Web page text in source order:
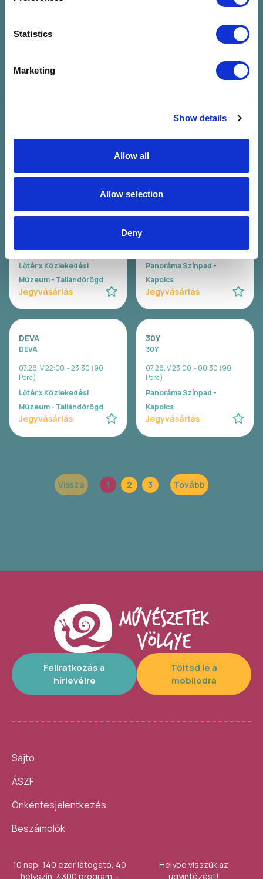
Statistics
Marketing
Show details
Allow all
Allow selection
Deny
Múzeum - Taliándörögd
Hiperkarma
Perc)
Jegyvásárlás
07.25. Szo 23:00 - 00:30 (90
Panoráma Színpad -
Kapolcs
WAVY
Perc)
Lőtér x Közlekedési
Múzeum - Taliándörögd
Jegyvásárlás
Carson Coma
Perc)
Panoráma Színpad -
Kapolcs
Jegyvásárlás
DEVA
DEVA
07.26. V 22:00 - 23:30 (90
Perc)
Lőtér x Közlekedési
Múzeum - Taliándörögd
Jegyvásárlás
30Y
30Y
07.26. V 23:00 - 00:30 (90
Perc)
Panoráma Színpad -
Kapolcs
Jegyvásárlás
Vissza 1 2 3 Tovább
Feliratkozás a
hírlevélre
Töltsd le a
mobilodra
Sajtó
ÁSZF
Önkéntesjelentkezés
Beszámolók
10 nap, 140 ezer látogató, 40
helyszín, 4300 program –
Helybe visszük az
ügyintézést!